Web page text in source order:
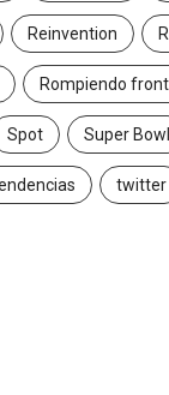
Reinvention
Rompiendo
Spot Super Bowl
twitter